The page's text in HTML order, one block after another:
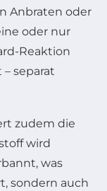
Anbraten oder
oder nur
Reaktion
separat
zudem die
wird
was
sondern auch